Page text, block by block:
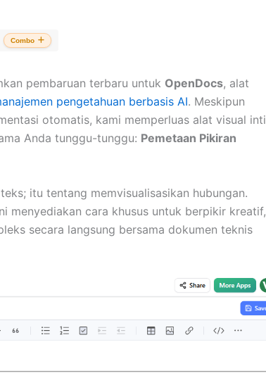
Combo
pembaruan terbaru untuk OpenDocs, alat
pengetahuan berbasis AI. Meskipun
otomatis, kami memperluas alat visual inti
Anda tunggu-tunggu: Pemetaan Pikiran
itu tentang memvisualisasikan hubungan.
menyediakan cara khusus untuk berpikir kreatif,
secara langsung bersama dokumen teknis